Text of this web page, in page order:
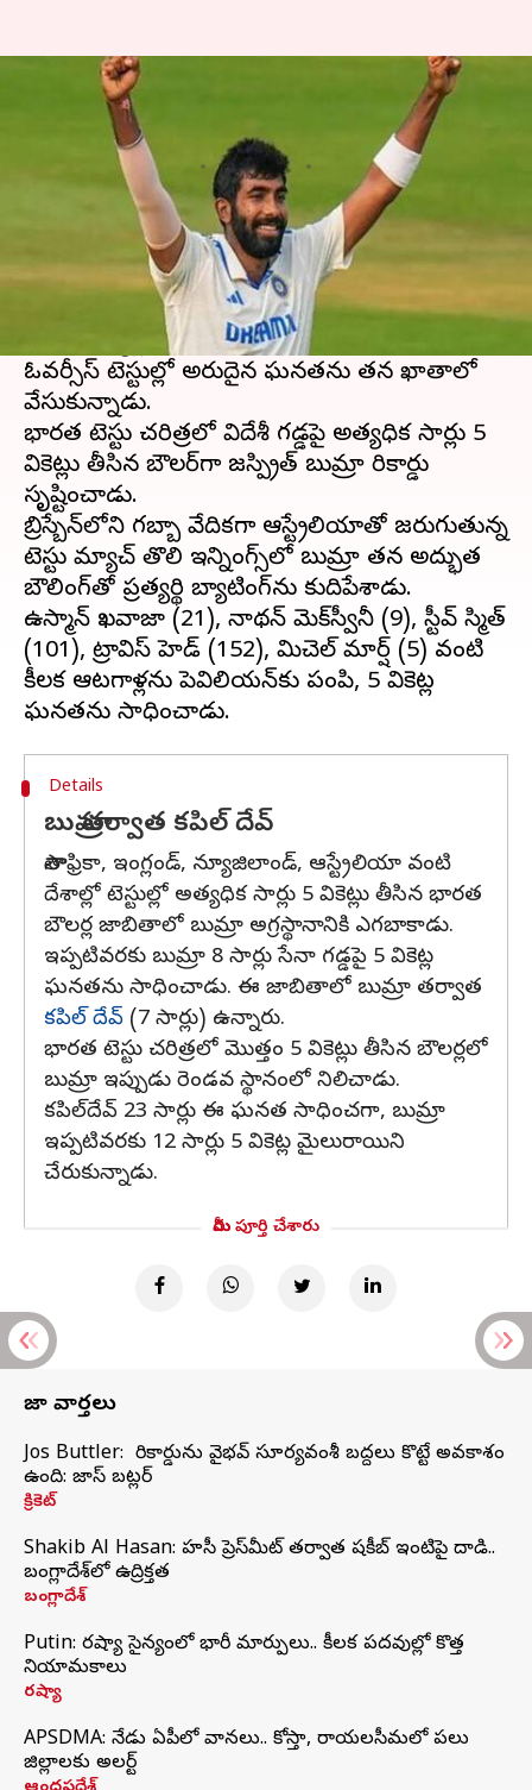
Jasprit Bumrah: టెస్టుల్లో అల్‌టైమ్
రికార్డు.. కపిల్‌దేవ్‌ను దాటేసిన బుమ్రా
Jayachandra Akuri Dec 15, 2024 02:30 pm
ఈ వార్తాకథనం ఏంటి
టీమిండియా పేసర్జస్పిత్ బుమ్రామరోసారి తన
ప్రతిభతో చరిత్ర సృష్టించాడు.
అన్ని ఫార్మాట్లలో సత్తా చాటుతున్న బుమ్రా, తాజాగా
ఓవర్సీస్ టెస్టుల్లో అరుదైన ఘనతను తన ఖాతాలో
వేసుకున్నాడు.
భారత టెస్టు చరిత్రలో విదేశీ గడ్డపై అత్యధిక సార్లు 5
వికెట్లు తీసిన బౌలర్‌గా జస్ప్రిత్ బుమ్రా రికార్డు
సృష్టించాడు.
బ్రిస్బేన్‌లోని గబ్బా వేదికగా ఆస్ట్రేలియాతో జరుగుతున్న
టెస్టు మ్యాచ్‌ తొలి ఇన్నింగ్స్‌లో బుమ్రా తన అద్భుత
బౌలింగ్‌తో ప్రత్యర్థి బ్యాటింగ్‌ను కుదిపేశాడు.
ఉస్మాన్ ఖవాజా (21), నాథన్ మెక్‌స్వీనీ (9), స్టీవ్ స్మిత్
(101), ట్రావిస్ హెడ్ (152), మిచెల్ మార్ష్ (5) వంటి
కీలక ఆటగాళ్లను పెవిలియన్‌కు పంపి, 5 వికెట్ల
Details
బుమ్రా తర్వాత కపిల్ దేవ్
సౌతాఫ్రికా, ఇంగ్లండ్, న్యూజిలాండ్, ఆస్ట్రేలియా వంటి
దేశాల్లో టెస్టుల్లో అత్యధిక సార్లు 5 వికెట్లు తీసిన భారత
బౌలర్ల జాబితాలో బుమ్రా అగ్రస్థానానికి ఎగబాకాడు.
ఇప్పటివరకు బుమ్రా 8 సార్లు సేనా గడ్డపై 5 వికెట్ల
ఘనతను సాధించాడు. ఈ జాబితాలో బుమ్రా తర్వాత
కపిల్ దేవ్ (7 సార్లు) ఉన్నారు.
భారత టెస్టు చరిత్రలో మొత్తం 5 వికెట్లు తీసిన బౌలర్లలో
బుమ్రా ఇప్పుడు రెండవ స్థానంలో నిలిచాడు.
కపిల్‌దేవ్ 23 సార్లు ఈ ఘనత సాధించగా, బుమ్రా
ఇప్పటివరకు 12 సార్లు 5 వికెట్ల మైలురాయిని
చేరుకున్నాడు.
మీరు పూర్తి చేశారు
తాజా వార్తలు
Jos Buttler: నా రికార్డును వైభవ్ సూర్యవంశీ బద్దలు కొట్టే అవకాశం
ఉంది: జాస్ బట్లర్
క్రికెట్
Shakib Al Hasan: హసీనా ప్రెస్‌మీట్‌ తర్వాత షకీబ్‌ ఇంటిపై దాడి..
బంగ్లాదేశ్‌లో ఉద్రిక్తత
బంగ్లాదేశ్
Putin: రష్యా సైన్యంలో భారీ మార్పులు.. కీలక పదవుల్లో కొత్త
నియామకాలు
రష్యా
APSDMA: నేడు ఏపీలో వానలు.. కోస్తా, రాయలసీమలో పలు
జిల్లాలకు అలర్ట్